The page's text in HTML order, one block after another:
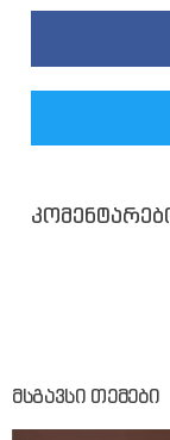
მსგავსი თემები